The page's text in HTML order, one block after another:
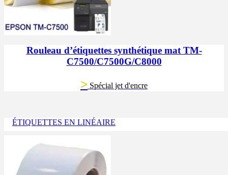
Rouleau d’étiquettes synthétique mat TM-
C7500/C7500G/C8000
> Spécial jet d'encre
ÉTIQUETTES EN LINÉAIRE